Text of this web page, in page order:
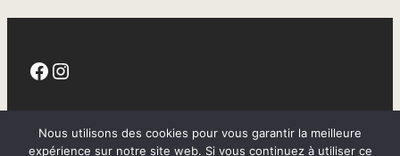
98,00 €
Facebook Instagram
CGV
Nous utilisons des cookies pour vous garantir la meilleure
expérience sur notre site web. Si vous continuez à utiliser ce